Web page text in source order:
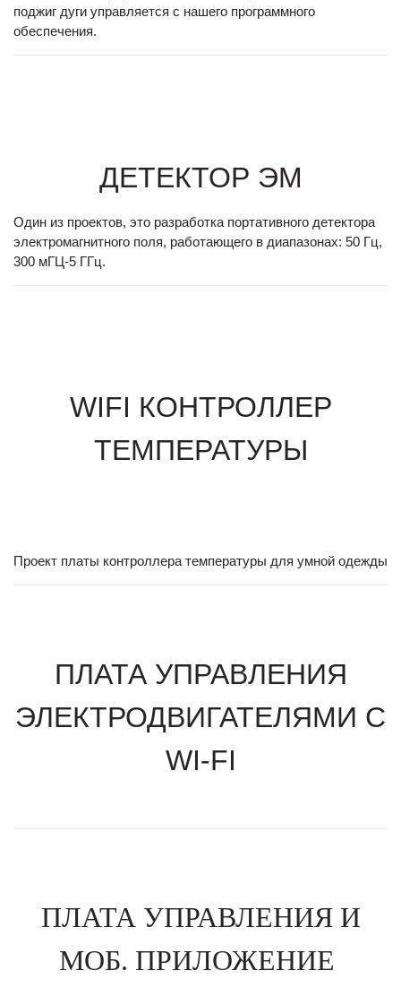
поджиг дуги управляется с нашего программного
обеспечения.
ДЕТЕКТОР ЭМ
Один из проектов, это разработка портативного детектора
электромагнитного поля, работающего в диапазонах: 50 Гц,
300 мГЦ-5 ГГц.
WIFI КОНТРОЛЛЕР
ТЕМПЕРАТУРЫ
Проект платы контроллера температуры для умной одежды
ПЛАТА УПРАВЛЕНИЯ
ЭЛЕКТРОДВИГАТЕЛЯМИ C
WI-FI
ПЛАТА УПРАВЛЕНИЯ И
МОБ. ПРИЛОЖЕНИЕ